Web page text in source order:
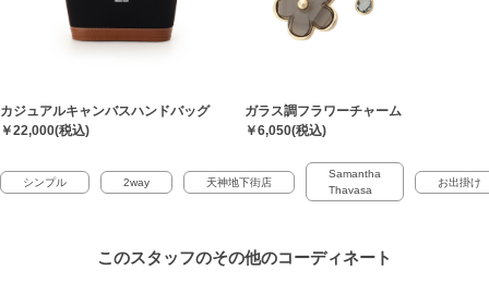
カジュアルキャンバスハンドバッグ
￥22,000(税込)
ガラス調フラワーチャーム
￥6,050(税込)
シンプル 2way 天神地下街店
Samantha
Thavasa
お出掛け
このスタッフのその他のコーディネート